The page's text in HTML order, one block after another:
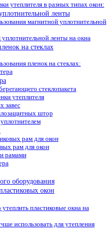
утеплителя в разных типах окон:
ленты
магнитной уплотнительной
ленты на окна
на стеклах
пленок на стеклах:
стеклопакета
утеплителя
завес
штор
рам для окон
рам для окон
рамами
оборудования
окон
пластиковые окна на
использовать для утепления